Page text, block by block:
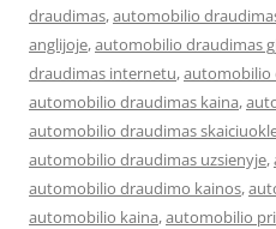
draudimas,automobilio
anglijoje,automobilio draudimas
draudimas internetu,automobilio
automobilio draudimas kaina,
automobilio draudimas
automobilio draudimas uzsienyje,
automobilio draudimo kainos,
automobilio kaina,automobilio